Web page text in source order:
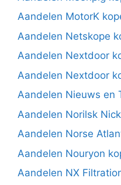
Aandelen MotorK
Aandelen Netskope
Aandelen Nextdoor
Aandelen Nextdoor
Aandelen Nieuws en
Aandelen Norilsk
Aandelen Norse
Aandelen Nouryon
Aandelen NX